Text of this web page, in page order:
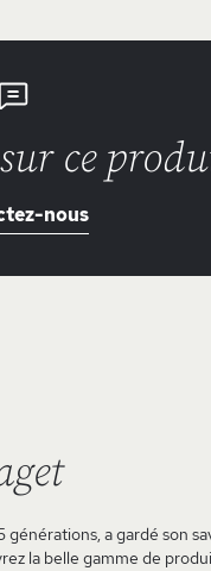
ce
nous
a gardé son
la belle gamme de